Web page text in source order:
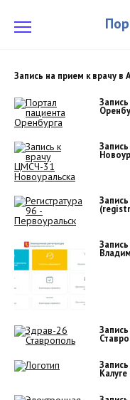
содержанию
Запись на прием к врачу в
Запись
Калуге